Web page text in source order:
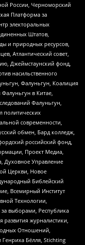
России, Черноморский
Платформа за
электоральных
Штатов,
и природных ресурсов,
Атлантический совет,
Джеймстаунский фонд,
насильственного
Фалуньгун, Коалиция
в Китае,
Фалуньгун,
политических
современности,
обмен, Бард колледж,
российский фонд,
Проект Медиа,
Духовное Управление
Церкви, Новое
Библейский
Всемирный Институт
Технологии,
выборами, Республика
журналистики,
Отношений,
Бёлля, Stichting